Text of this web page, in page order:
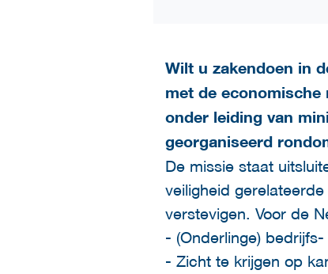
Wilt u zakendoen in
met de
onder leiding van
georganiseerd
De missie staat
veiligheid
verstevigen. Voor de
- (Onderlinge)
- Zicht te krijgen op